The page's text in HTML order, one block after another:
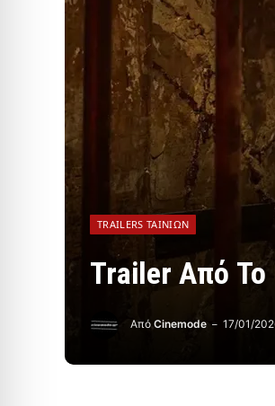
TRAILERS ΤΑΙΝΙΏΝ
Trailer Από Το
Από Cinemode 17/01/